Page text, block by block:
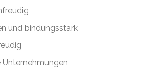
und bindungsstark
Unternehmungen